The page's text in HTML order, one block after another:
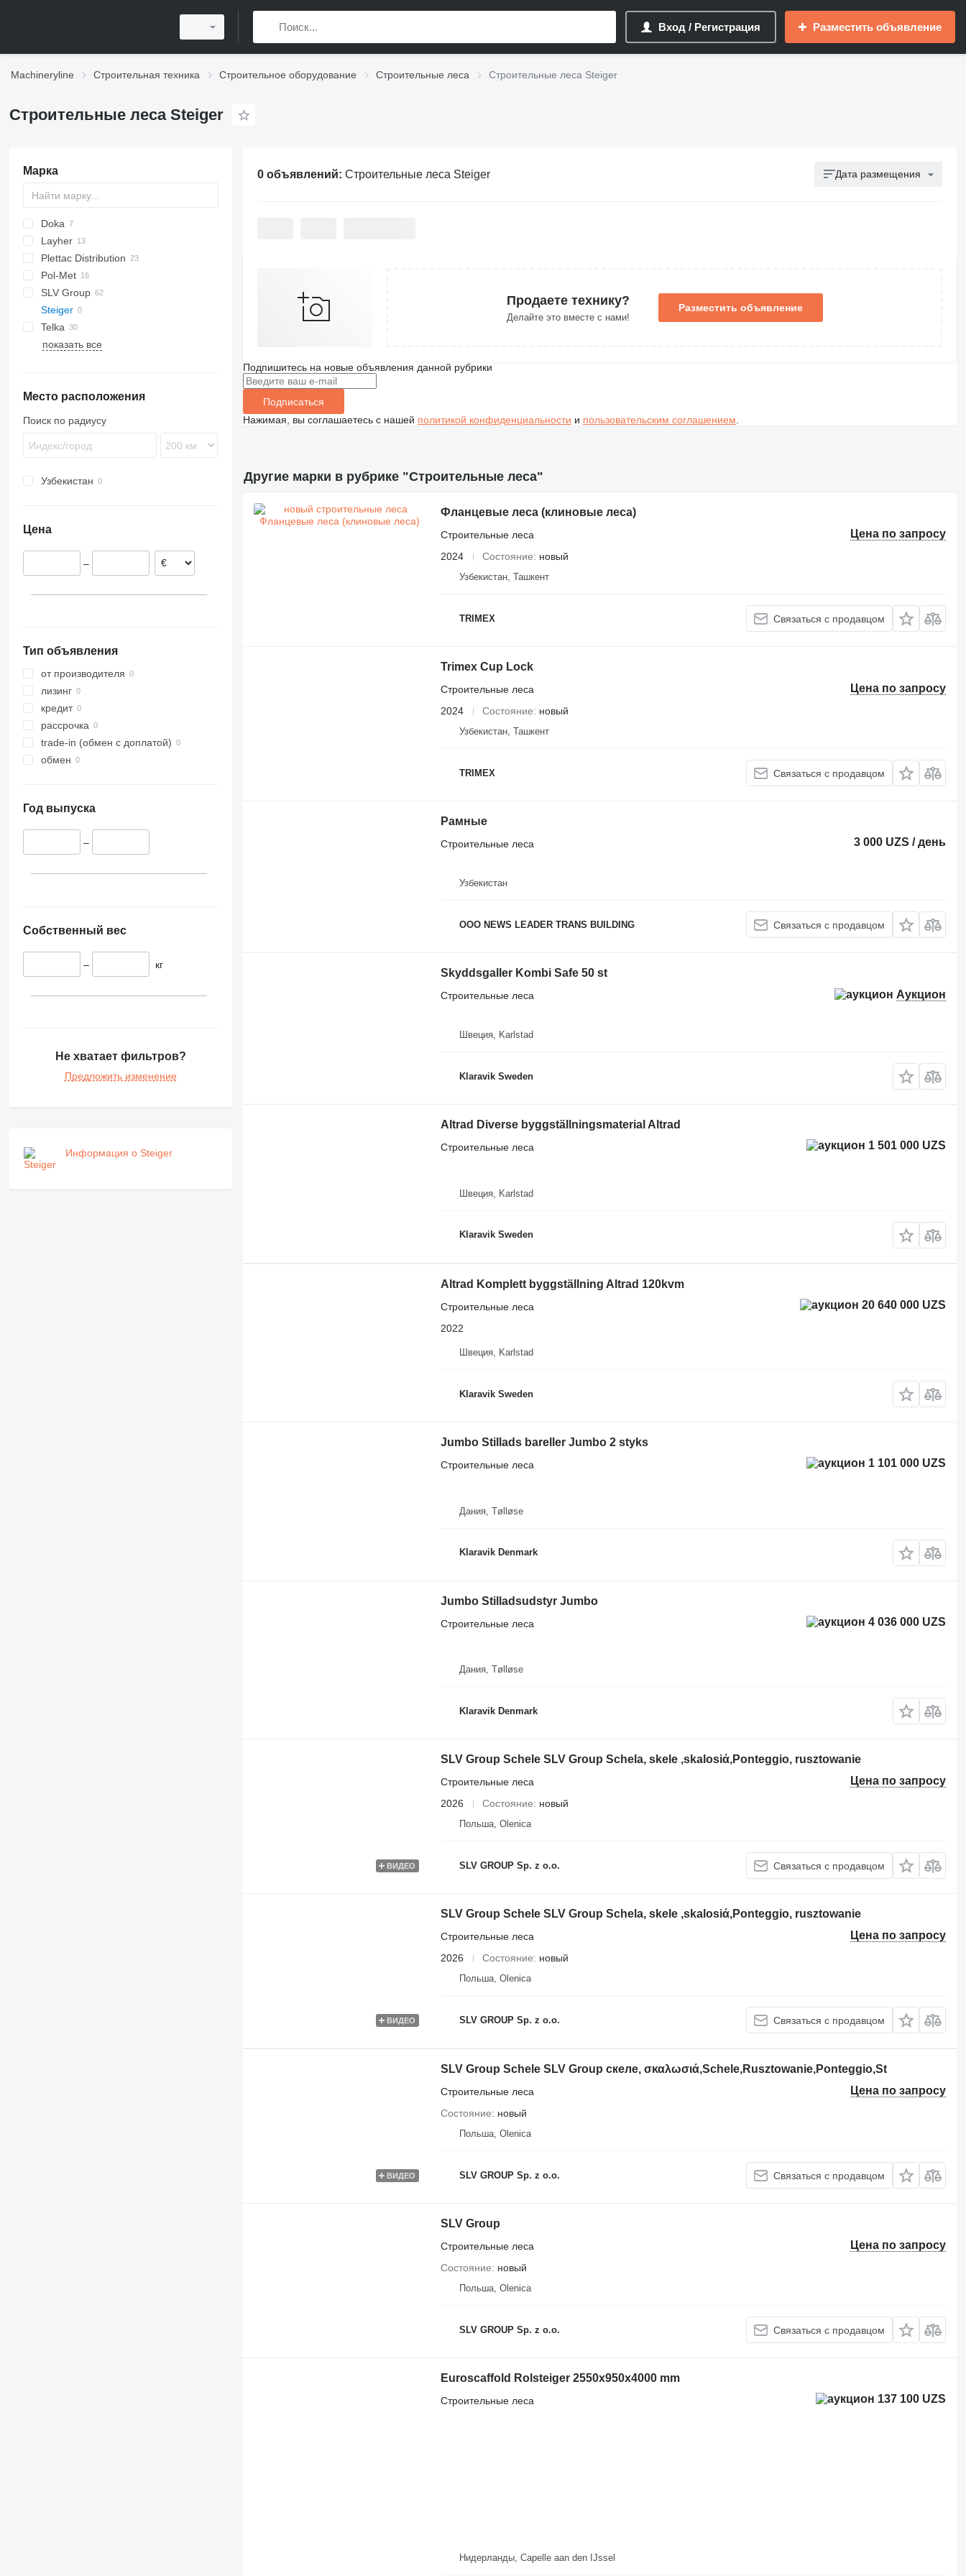
Вход / Регистрация Разместить объявление
Machineryline Строительная техника Строительное оборудование Строительные леса Строительные леса Steiger
Строительные леса Steiger
Марка
Doka
Layher
Plettac Distribution
Pol-Met
SLV Group
Steiger
Telka
показать все
Место расположения
Поиск по радиусу
Узбекистан
Цена
–
Тип объявления
от производителя
лизинг
кредит
рассрочка
trade-in (обмен с доплатой)
обмен
Год выпуска
–
Собственный вес
– кг
Не хватает фильтров?
Предложить изменение
Информация о Steiger
0 объявлений: Строительные леса Steiger Дата размещения
Продаете технику?
Делайте это вместе с нами!
Разместить объявление
Подпишитесь на новые объявления данной рубрики
Подписаться
Нажимая, вы соглашаетесь с нашей политикой конфиденциальности и пользовательским соглашением
Другие марки в рубрике "Строительные леса"
Фланцевые леса (клиновые леса)
Цена по запросу
Строительные леса
2024
Состояние новый
Узбекистан, Ташкент
TRIMEX Связаться с продавцом
Trimex Cup Lock
Цена по запросу
Строительные леса
2024
Состояние новый
Узбекистан, Ташкент
TRIMEX Связаться с продавцом
Рамные
3 000 UZS / день
Строительные леса
Узбекистан
OOO NEWS LEADER TRANS BUILDING Связаться с продавцом
Skyddsgaller Kombi Safe 50 st
Аукцион
Строительные леса
Швеция, Karlstad
Klaravik Sweden
Altrad Diverse byggställningsmaterial Altrad
1 501 000 UZS
Строительные леса
Швеция, Karlstad
Klaravik Sweden
Altrad Komplett byggställning Altrad 120kvm
20 640 000 UZS
Строительные леса
2022
Швеция, Karlstad
Klaravik Sweden
Jumbo Stillads bareller Jumbo 2 styks
1 101 000 UZS
Строительные леса
Дания, Tølløse
Klaravik Denmark
Jumbo Stilladsudstyr Jumbo
4 036 000 UZS
Строительные леса
Дания, Tølløse
Klaravik Denmark
ВИДЕО
SLV Group Schele SLV Group Schela, skele ,skalosiά,Ponteggio, rusztowanie
Цена по запросу
Строительные леса
2026
Состояние новый
Польша, Olenica
SLV GROUP Sp. z o.o. Связаться с продавцом
ВИДЕО
SLV Group Schele SLV Group Schela, skele ,skalosiά,Ponteggio, rusztowanie
Цена по запросу
Строительные леса
2026
Состояние новый
Польша, Olenica
SLV GROUP Sp. z o.o. Связаться с продавцом
ВИДЕО
SLV Group Schele SLV Group скеле, σκαλωσιά,Schele,Rusztowanie,Ponteggio,St
Цена по запросу
Строительные леса
Состояние
новый
Польша, Olenica
SLV GROUP Sp. z o.o. Связаться с продавцом
SLV Group
Цена по запросу
Строительные леса
Состояние
новый
Польша, Olenica
SLV GROUP Sp. z o.o. Связаться с продавцом
Euroscaffold Rolsteiger 2550x950x4000 mm
137 100 UZS
Строительные леса
Нидерланды, Capelle aan den IJssel